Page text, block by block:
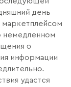
день
немедленном
о
информации
удастся